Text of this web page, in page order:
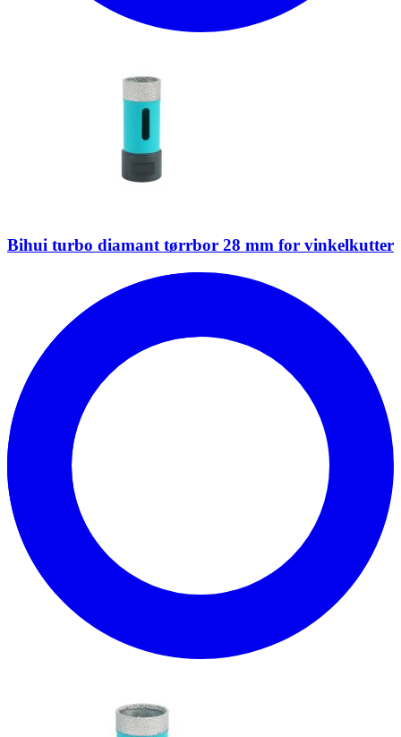
Bihui turbo diamant tørrbor 28 mm for vinkelkutter